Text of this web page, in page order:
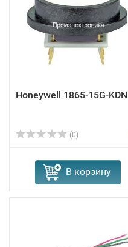
Honeywell 1865-15G-KDN
(0)
В корзину